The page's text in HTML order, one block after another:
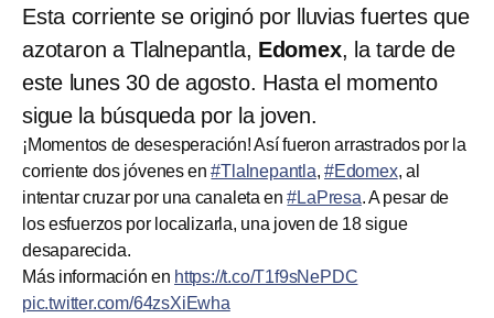
Esta corriente se originó por lluvias fuertes que
azotaron a Tlalnepantla, Edomex, la tarde de
este lunes 30 de agosto. Hasta el momento
sigue la búsqueda por la joven.
¡Momentos de desesperación! Así fueron arrastrados por la
corriente dos jóvenes en#Tlalnepantla,#Edomex, al
intentar cruzar por una canaleta en#LaPresa. A pesar de
los esfuerzos por localizarla, una joven de 18 sigue
desaparecida.
Más información en https://t.co/T1f9sNePDC
pic.twitter.com/64zsXiEwha